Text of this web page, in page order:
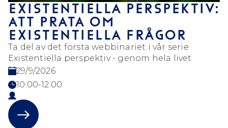
EXISTENTIELLA PERSPEKTIV:
ATT PRATA OM
EXISTENTIELLA FRÅGOR
Ta del av det första webbinariet i vår serie
Existentiella perspektiv - genom hela livet
29/9/2026
10:00-12:00